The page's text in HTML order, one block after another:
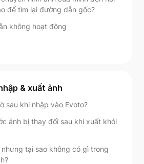
để tìm lại đường dẫn gốc?
không hoạt động
& xuất ảnh
sau khi nhập vào Evoto?
ảnh bị thay đổi sau khi xuất khỏi
tại sao không có gì trong